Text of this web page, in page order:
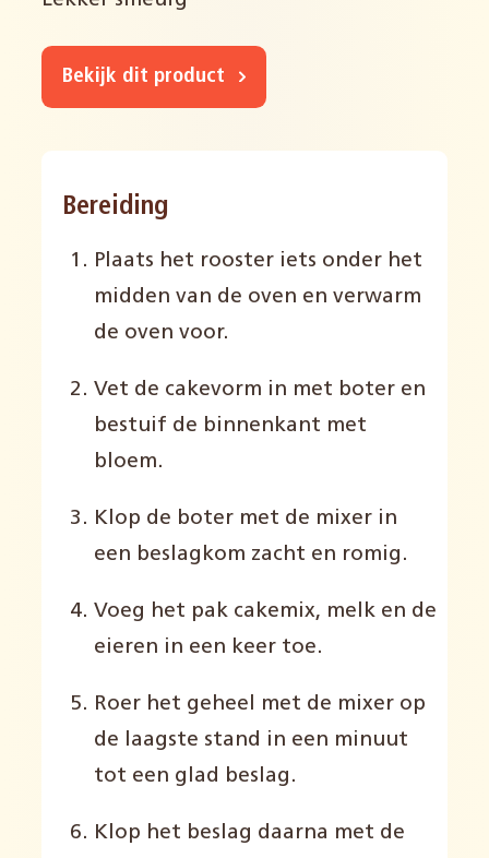
Bekijk dit product
Bereiding
Plaats het rooster iets onder het
midden van de oven en verwarm
de oven voor.
Vet de cakevorm in met boter en
bestuif de binnenkant met
bloem.
Klop de boter met de mixer in
een beslagkom zacht en romig.
Voeg het pak cakemix, melk en de
eieren in een keer toe.
Roer het geheel met de mixer op
de laagste stand in een minuut
tot een glad beslag.
Klop het beslag daarna met de